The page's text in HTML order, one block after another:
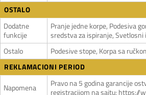
OSTALO
Dodatne
funkcije
Pranje jedne korpe, Podesiva
sredstva za ispiranje,
Ostalo
Podesive stope, Korpa sa
REKLAMACIONI PERIOD
Napomena
Pravo na 5 godina garancije
registracijom na sajtu: https://